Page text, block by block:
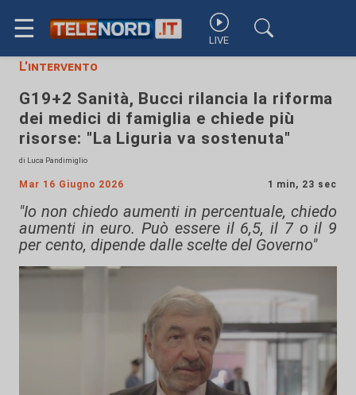
☰ LIVE
L'intervento
G19+2 Sanità, Bucci rilancia la riforma
dei medici di famiglia e chiede più
risorse: "La Liguria va sostenuta"
di Luca Pandimiglio
Mar 16 Giugno 2026 1 min, 23 sec
"Io non chiedo aumenti in percentuale, chiedo
aumenti in euro. Può essere il 6,5, il 7 o il 9
per cento, dipende dalle scelte del Governo"